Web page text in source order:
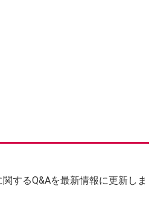
するQ&Aを最新情報に更新しま